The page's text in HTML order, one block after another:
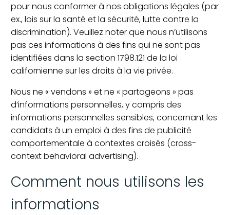
pour nous conformer à nos obligations légales (par
ex., lois sur la santé et la sécurité, lutte contre la
discrimination). Veuillez noter que nous n’utilisons
pas ces informations à des fins qui ne sont pas
identifiées dans la section 1798.121 de la loi
californienne sur les droits à la vie privée.
Nous ne « vendons » et ne « partageons » pas
d’informations personnelles, y compris des
informations personnelles sensibles, concernant les
candidats à un emploi à des fins de publicité
comportementale à contextes croisés (cross-
context behavioral advertising).
Comment nous utilisons les
informations